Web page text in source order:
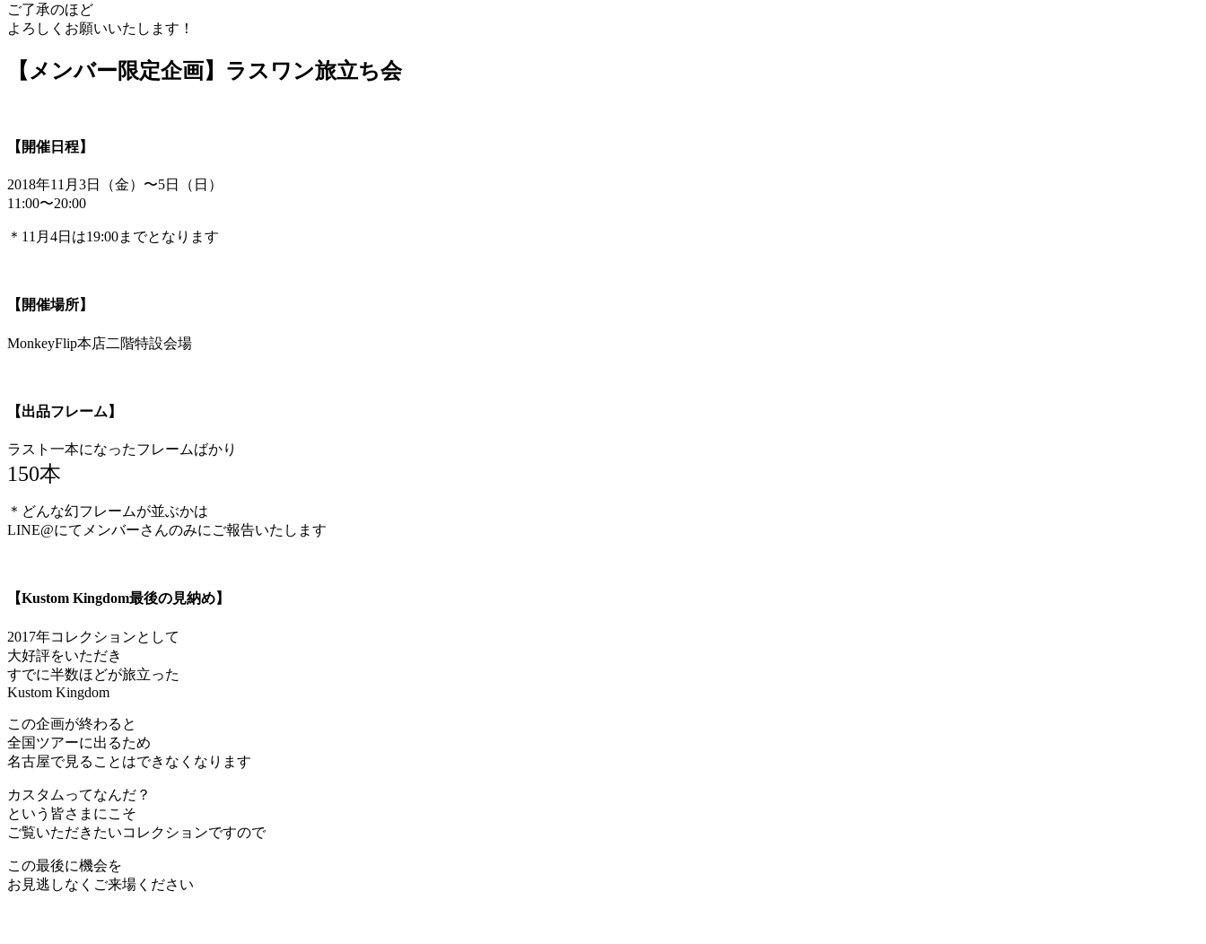
ご了承のほど
よろしくお願いいたします！
【メンバー限定企画】ラスワン旅立ち会
【開催日程】
2018年11月3日（金）〜5日（日）
11:00〜20:00
＊11月4日は19:00までとなります
【開催場所】
MonkeyFlip本店二階特設会場
【出品フレーム】
ラスト一本になったフレームばかり
150本
＊どんな幻フレームが並ぶかは
LINE@にてメンバーさんのみにご報告いたします
【Kustom Kingdom最後の見納め】
2017年コレクションとして
大好評をいただき
すでに半数ほどが旅立った
Kustom Kingdom
この企画が終わると
全国ツアーに出るため
名古屋で見ることはできなくなります
カスタムってなんだ？
という皆さまにこそ
ご覧いただきたいコレクションですので
この最後に機会を
お見逃しなくご来場ください